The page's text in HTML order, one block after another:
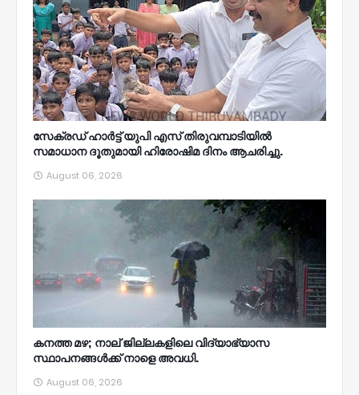
സേക്രഡ് ഹാർട്ട് യുപി എസ് തിരുവമ്പാടിയിൽ
സമാധാന ദൂതുമായി ഹിരോഷിമ ദിനം ആചരിച്ചു.
August 06, 2026
കനത്ത മഴ; നാല്‌ ജില്ലകളിലെ വിദ്യാഭ്യാസ
സ്ഥാപനങ്ങൾക്ക് നാളെ അവധി.
August 06, 2026